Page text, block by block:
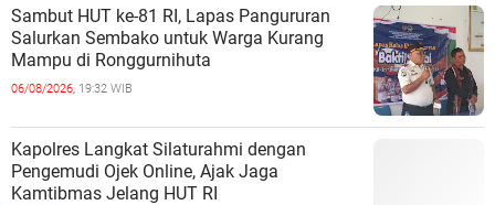
Sambut HUT ke-81 RI, Lapas Pangururan
Salurkan Sembako untuk Warga Kurang
Mampu di Ronggurnihuta
06/08/2026, 19:32 WIB
Kapolres Langkat Silaturahmi dengan
Pengemudi Ojek Online, Ajak Jaga
Kamtibmas Jelang HUT RI